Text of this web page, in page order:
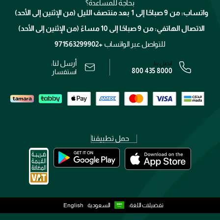
الإرجاع
برنامج الولاء ميوز
الوظائف
الشروط و الأحكام
رقم السجل التجاري: 7013320481 — صادر من وزارة التجارة
بحاجة للمساعدة؟
واتساب: من 9 صباحًا إلى 1 بعد منتصف الليل (من الإثنين إلى الأحد)
الاتصال الهاتفي: من 9 صباحًا إلى 10 مساءً (من الإثنين إلى الأحد)
للتواصل عبر الواتساب +971563299902
اتصل بنا:
800 435 8000
أرسل لنا:
استفسار
حمل تطبيقنا
تفضيلات اللغة: السعودية English